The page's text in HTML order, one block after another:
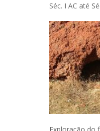
Séc. I AC até